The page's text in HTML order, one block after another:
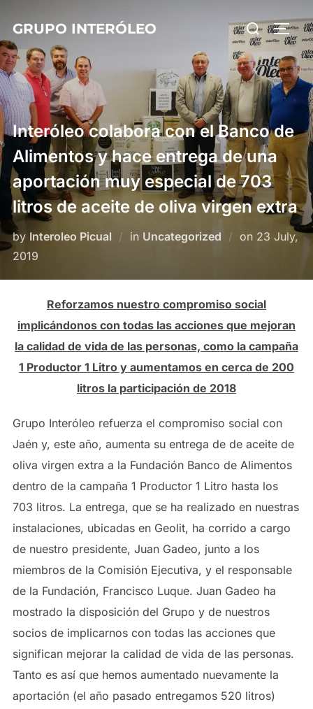
content
GRUPO INTERÓLEO
Search
for:
Interóleo colabora con el Banco de
Alimentos y hace entrega de una
aportación muy especial de 703
litros de aceite de oliva virgen extra
by Interoleo Picual in Uncategorized on Posted
23 July,
2019
Reforzamos nuestro compromiso social
implicándonos con todas las acciones que mejoran
la calidad de vida de las personas, como la campaña
1 Productor 1 Litro y aumentamos en cerca de 200
litros la participación de 2018
Grupo Interóleo refuerza el compromiso social con
Jaén y, este año, aumenta su entrega de de aceite de
oliva virgen extra a la Fundación Banco de Alimentos
dentro de la campaña 1 Productor 1 Litro hasta los
703 litros. La entrega, que se ha realizado en nuestras
instalaciones, ubicadas en Geolit, ha corrido a cargo
de nuestro presidente, Juan Gadeo, junto a los
miembros de la Comisión Ejecutiva, y el responsable
de la Fundación, Francisco Luque. Juan Gadeo ha
mostrado la disposición del Grupo y de nuestros
socios de implicarnos con todas las acciones que
significan mejorar la calidad de vida de las personas.
Tanto es así que hemos aumentado nuevamente la
aportación (el año pasado entregamos 520 litros)